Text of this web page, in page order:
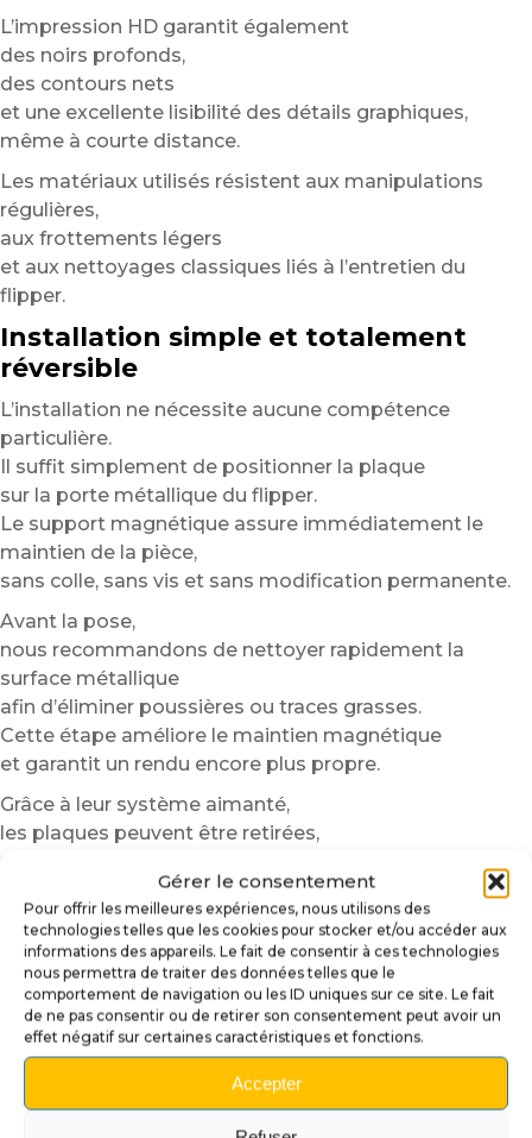
Gérer le consentement
Pour offrir les meilleures expériences, nous utilisons des
technologies telles que les cookies pour stocker et/ou accéder aux
informations des appareils. Le fait de consentir à ces technologies
nous permettra de traiter des données telles que le
comportement de navigation ou les ID uniques sur ce site. Le fait
de ne pas consentir ou de retirer son consentement peut avoir un
effet négatif sur certaines caractéristiques et fonctions.
Accepter
L’impression HD garantit également
des noirs profonds,
des contours nets
et une excellente lisibilité des détails graphiques,
même à courte distance.
Les matériaux utilisés résistent aux manipulations
régulières,
aux frottements légers
et aux nettoyages classiques liés à l’entretien du
flipper.
Installation simple et totalement
réversible
L’installation ne nécessite aucune compétence
particulière.
Il suffit simplement de positionner la plaque
sur la porte métallique du flipper.
Le support magnétique assure immédiatement le
maintien de la pièce,
sans colle, sans vis et sans modification permanente.
Avant la pose,
nous recommandons de nettoyer rapidement la
surface métallique
afin d’éliminer poussières ou traces grasses.
Cette étape améliore le maintien magnétique
et garantit un rendu encore plus propre.
Grâce à leur système aimanté,
les plaques peuvent être retirées,
repositionnées ou remplacées facilement selon vos
Vous pouvez ainsi changer de style plus rapidement
qu’un joueur ne promet “juste une dernière partie”.
Une personnalisation idéale pour
gameroom et collection
LesPlaques de Porte Magnétiques Ultra Glow
permettent d’améliorer rapidement l’esthétique
générale du flipper